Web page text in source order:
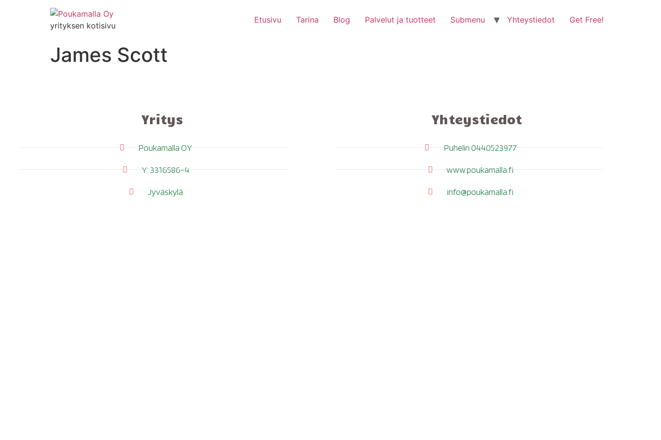
yrityksen kotisivu
Etusivu Tarina Blog Palvelut ja tuotteet Submenu Yhteystiedot Get Free!
James Scott
Yritys
Poukamalla OY
Y: 3316586-4
Jyväskylä
Yhteystiedot
Puhelin 0440523977
www.poukamalla.fi
info@poukamalla.fi